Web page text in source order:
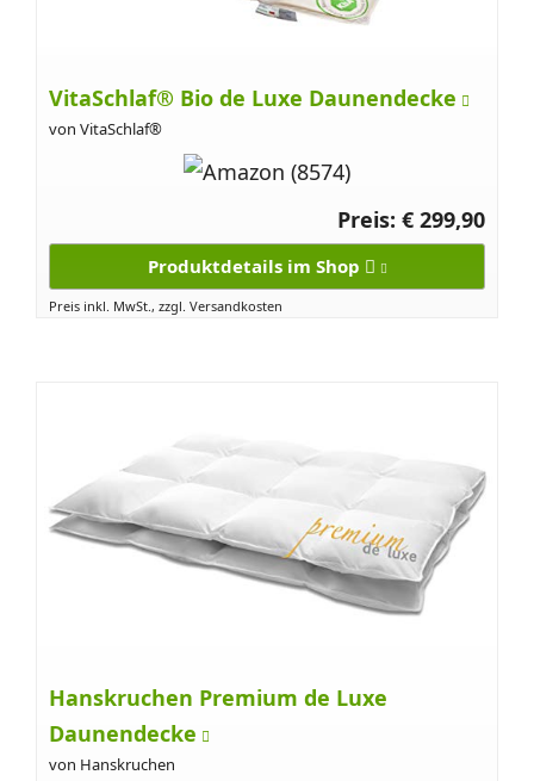
VitaSchlaf® Bio de Luxe Daunendecke
von VitaSchlaf®
Preis: € 299,90
Produktdetails im Shop
Preis inkl. MwSt., zzgl. Versandkosten
Hanskruchen Premium de Luxe
Daunendecke
von Hanskruchen